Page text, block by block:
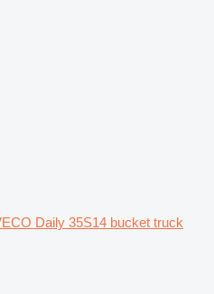
Daily 35S14 bucket truck